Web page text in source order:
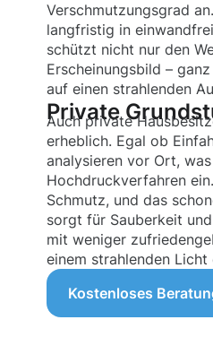
Verschmutzungsgrad
langfristig in
schützt nicht nur den
Erscheinungsbild –
auf einen strahlenden
Private
Auch private
erheblich. Egal ob
analysieren vor Ort,
Hochdruckverfahren
Schmutz, und das
sorgt für Sauberkeit
mit weniger
einem strahlenden Licht
Kostenloses